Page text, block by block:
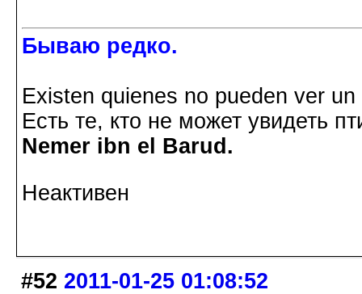
Бываю редко.
Existen quienes no pueden ver
Есть те, кто не может увидеть
Nemer ibn el Barud.
Неактивен
#52 2011-01-25 01:08:52